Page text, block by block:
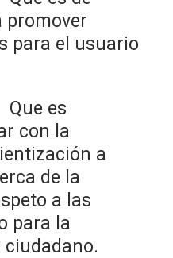
para el usuario
con la
a
de la
a las
para la
ciudadano.